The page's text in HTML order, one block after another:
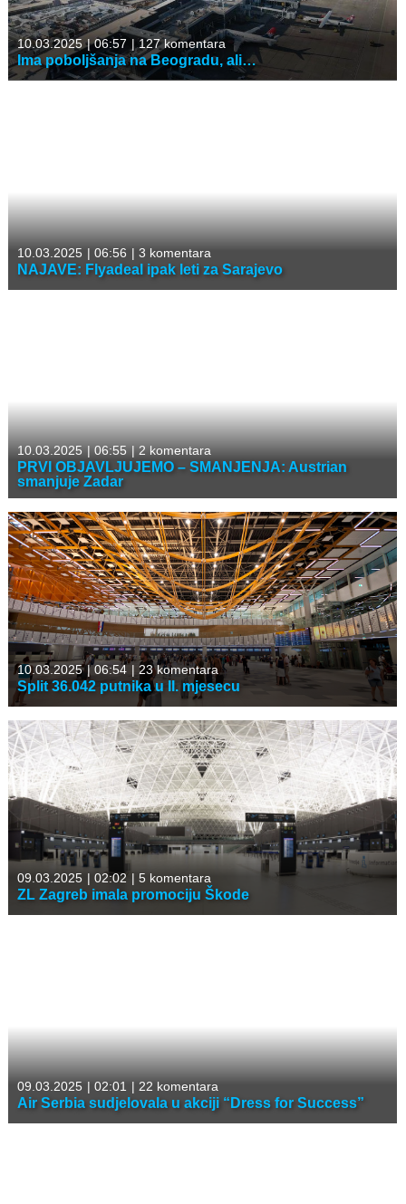
10.03.2025 |06:57 |127 komentara
Ima poboljšanja na Beogradu, ali…
10.03.2025 | 06:56 | 3 komentara
NAJAVE: Flyadeal ipak leti za Sarajevo
10.03.2025 |06:55 |2 komentara
PRVI OBJAVLJUJEMO – SMANJENJA: Austrian
smanjuje Zadar
10.03.2025 |06:54 | 23 komentara
Split 36.042 putnika u II. mjesecu
09.03.2025 | 02:02 | 5 komentara
ZL Zagreb imala promociju Škode
09.03.2025 | 02:01 | 22 komentara
Air Serbia sudjelovala u akciji “Dress for Success”